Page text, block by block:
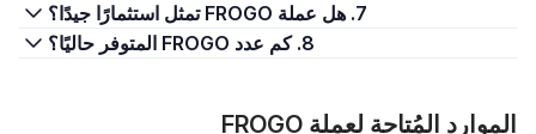
7. هل عملة FROGO تمثل استثمارًا جيدًا؟
8. كم عدد FROGO المتوفر حاليًا؟
الموارد المُتاحة لعملة FROGO